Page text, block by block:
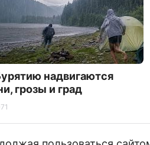
надвигаются
грозы и град